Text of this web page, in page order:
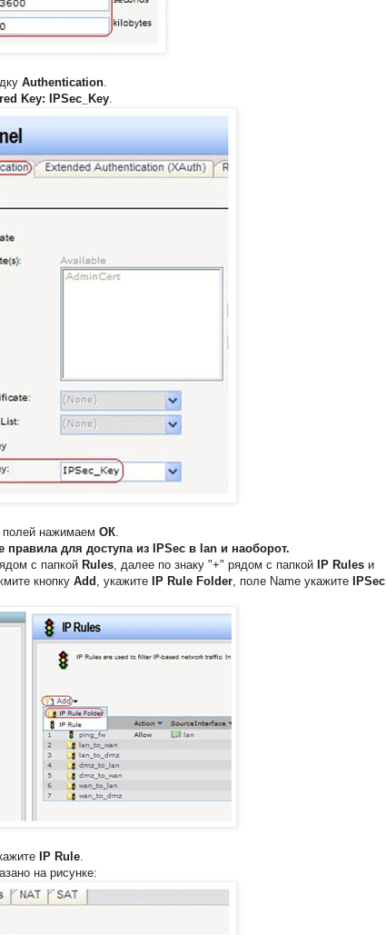
Authentication
Key: IPSec_Key
полей нажимаем ОК
для доступа из IPSec в lan и наоборот.
с папкой Rules , далее по знаку "+" рядом с папкой IP Rules и
кнопку Add , укажите IP Rule Folder , поле Name укажите IPSec
IP Rule
на рисунке: